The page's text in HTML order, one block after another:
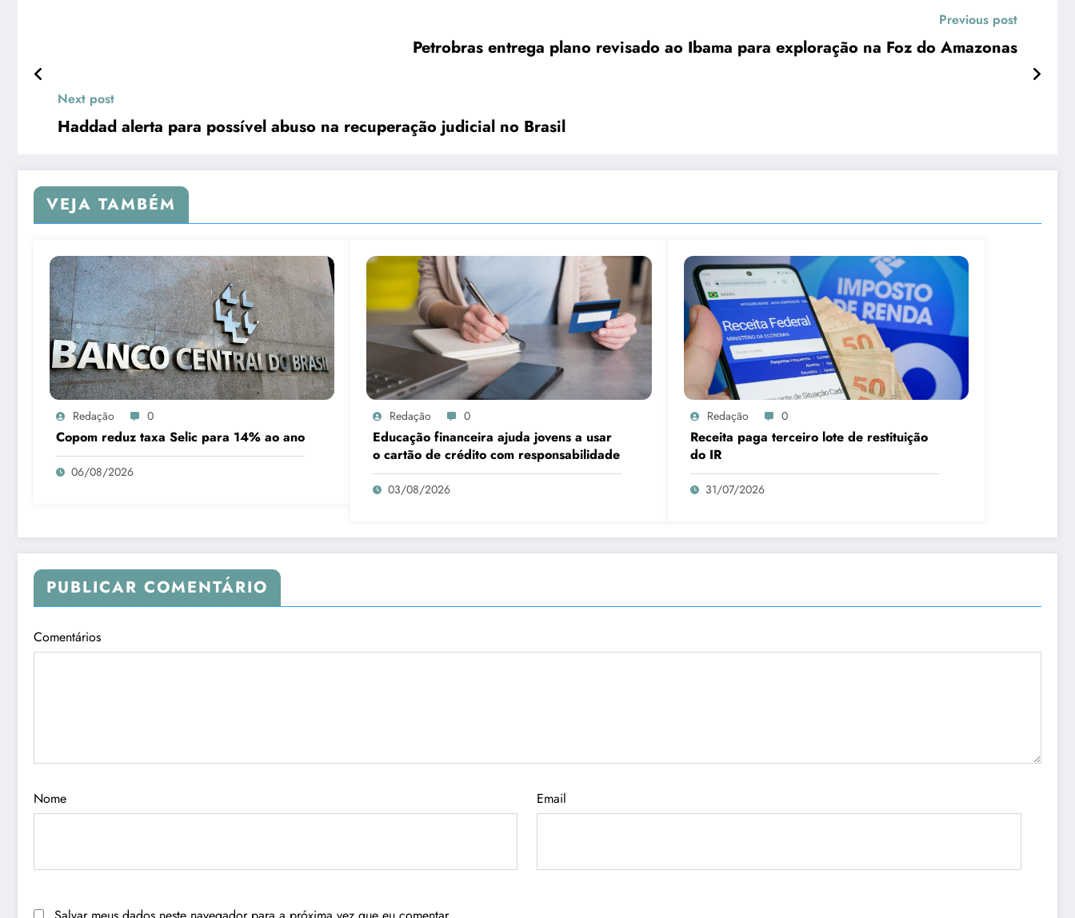
Previous post
Petrobras entrega plano revisado ao Ibama para exploração na Foz do Amazonas
Next post
Haddad alerta para possível abuso na recuperação judicial no Brasil
VEJA TAMBÉM
Redação 0
Copom reduz taxa Selic para 14% ao ano
06/08/2026
Redação 0
Educação financeira ajuda jovens a usar
o cartão de crédito com responsabilidade
03/08/2026
Redação 0
Receita paga terceiro lote de restituição
do IR
31/07/2026
PUBLICAR COMENTÁRIO
Comentários
Nome Email